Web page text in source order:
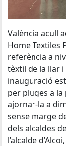
València acull
Home Textiles
referència a
tèxtil de la llar i
inauguració
per pluges a la
ajornar-la a
sense marge
dels alcaldes
l’alcalde